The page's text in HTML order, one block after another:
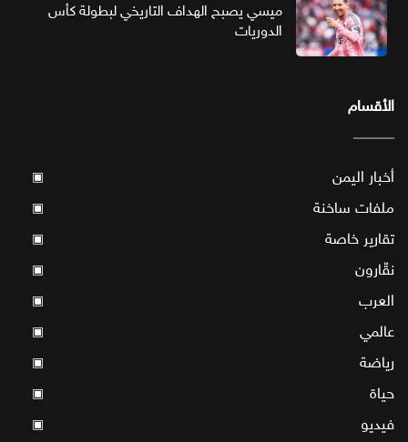
ميسي يصبح الهداف التاريخي لبطولة كأس
الدوريات
الأقسام
أخبار اليمن ▣
ملفات ساخنة ▣
تقارير خاصة ▣
نقّارون ▣
العرب ▣
عالمي ▣
رياضة ▣
حياة ▣
فيديو ▣